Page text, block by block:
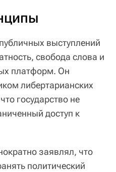
выступлений
свобода слова и
платформ. Он
либертарианских
государство не
доступ к
заявлял, что
политический